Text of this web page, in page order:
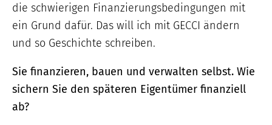
die schwierigen Finanzierungsbedingungen mit
ein Grund dafür. Das will ich mit GECCI ändern
und so Geschichte schreiben.
Sie finanzieren, bauen und verwalten selbst. Wie
sichern Sie den späteren Eigentümer finanziell
ab?